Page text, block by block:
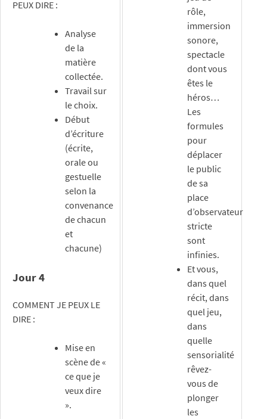
PEUX DIRE :
Analyse
de la
matière
collectée.
Travail sur
le choix.
Début
d’écriture
(écrite,
orale ou
gestuelle
selon la
convenance
de chacun
et
chacune)
Jour 4
COMMENT JE PEUX LE
DIRE :
Mise en
scène de «
ce que je
veux dire
».
rôle,
immersion
sonore,
spectacle
dont vous
êtes le
héros…
Les
formules
pour
déplacer
le public
de sa
place
d’observateur
stricte
sont
infinies.
Et vous,
dans quel
récit, dans
quel jeu,
dans
quelle
sensorialité
rêvez-
vous de
plonger
les